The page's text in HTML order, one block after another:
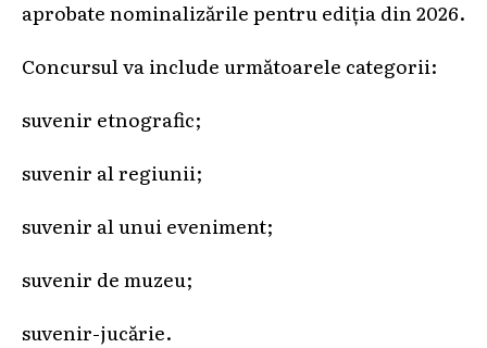
aprobate nominalizările pentru ediția din 2026.
Concursul va include următoarele categorii:
suvenir etnografic;
suvenir al regiunii;
suvenir al unui eveniment;
suvenir de muzeu;
suvenir-jucărie.